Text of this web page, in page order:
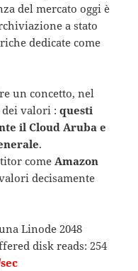
del mercato oggi è
a stato
dedicate come
un concetto, nel
dei valori :questi
il Cloud Aruba e
.
comeAmazon
decisamente
Linode 2048
disk reads: 254